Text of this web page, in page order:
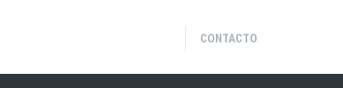
CONTACTO